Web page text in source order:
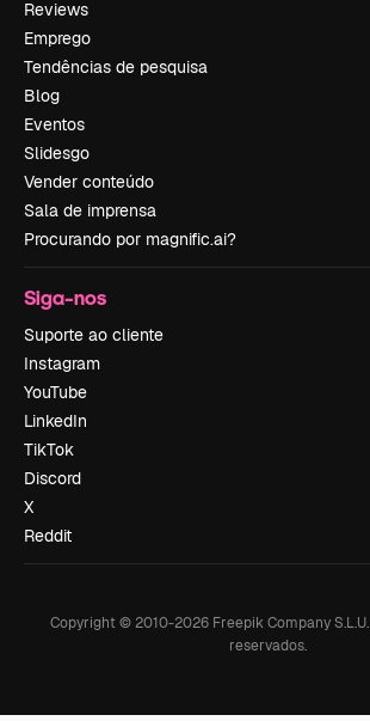
Reviews
Emprego
Tendências de pesquisa
Blog
Eventos
Slidesgo
Vender conteúdo
Sala de imprensa
Procurando por magnific.ai?
Siga-nos
Suporte ao cliente
Instagram
YouTube
LinkedIn
TikTok
Discord
X
Reddit
Copyright © 2010-2026Freepik Company S.L.U.
reservados.